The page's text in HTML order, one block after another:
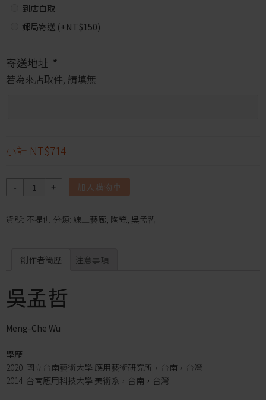
到店自取
郵局寄送 (+NT$150)
寄送地址 *
若為來店取件, 請填無
小計 NT$714
加入購物車
貨號: 不提供 分類: 線上藝廊, 陶瓷, 吳孟哲
創作者簡歷 注意事項
吳孟哲
Meng-Che Wu
學歷
2020 國立台南藝術大學 應用藝術研究所，台南，台灣
2014 台南應用科技大學 美術系，台南，台灣